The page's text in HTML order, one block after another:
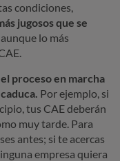
condiciones,
jugosos que se
aunque lo más
proceso en marcha
Por ejemplo, si
tus CAE deberán
muy tarde. Para
antes; si te acercas
empresa quiera